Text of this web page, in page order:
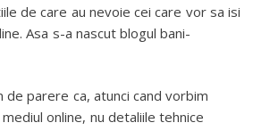
de care au nevoie cei care vor sa isi
Asa s-a nascut blogul bani-
de parere ca, atunci cand vorbim
online, nu detaliile tehnice